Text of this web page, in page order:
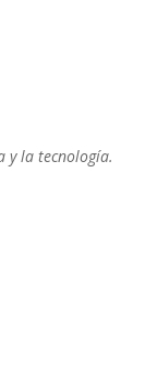
y la tecnología.